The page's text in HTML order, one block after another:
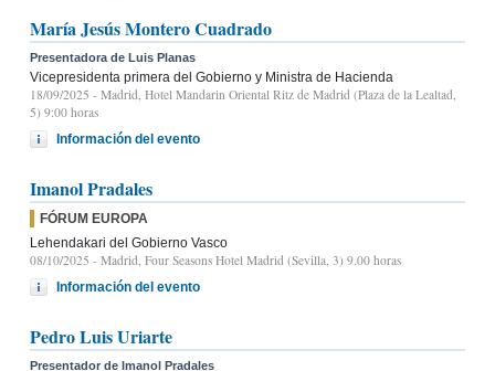
María Jesús Montero Cuadrado
Presentadora de Luis Planas
Vicepresidenta primera del Gobierno y Ministra de Hacienda
18/09/2025 - Madrid, Hotel Mandarin Oriental Ritz de Madrid (Plaza de la Lealtad,
5) 9:00 horas
Información del evento
Imanol Pradales
FÓRUM EUROPA
Lehendakari del Gobierno Vasco
08/10/2025 - Madrid, Four Seasons Hotel Madrid (Sevilla, 3) 9.00 horas
Información del evento
Pedro Luis Uriarte
Presentador de Imanol Pradales